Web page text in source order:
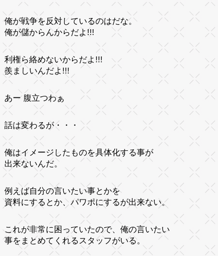
俺が戦争を反対しているのはだな。
俺が儲からんからだよ!!!
利権ら絡めないからだよ!!!
羨ましいんだよ!!!
あー 腹立つわぁ
話は変わるが・・・
俺はイメージしたものを具体化する事が
出来ないんだ。
例えば自分の言いたい事とかを
資料にするとか、パワポにするが出来ない。
これが非常に困っていたので、俺の言いたい
事をまとめてくれるスタッフがいる。